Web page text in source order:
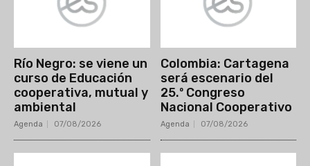
Río Negro: se viene un
curso de Educación
cooperativa, mutual y
ambiental
Agenda 07/08/2026
Colombia: Cartagena
será escenario del
25.º Congreso
Nacional Cooperativo
Agenda 07/08/2026